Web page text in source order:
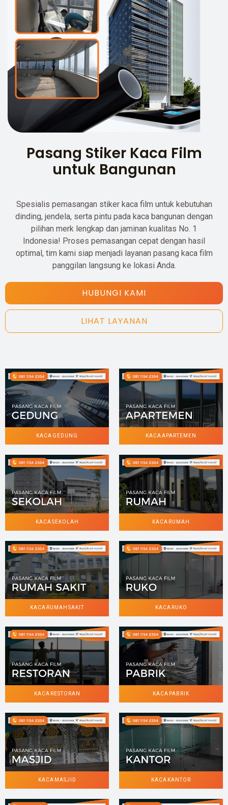
Pasang Stiker Kaca Film
untuk Bangunan
Spesialis pemasangan stiker kaca film untuk kebutuhan
dinding, jendela, serta pintu pada kaca bangunan dengan
pilihan merk lengkap dan jaminan kualitas No. 1
Indonesia! Proses pemasangan cepat dengan hasil
optimal, tim kami siap menjadi layanan pasang kaca film
panggilan langsung ke lokasi Anda.
HUBUNGI KAMI
LIHAT LAYANAN
KACA GEDUNG KACA APARTEMEN
KACA SEKOLAH KACA RUMAH
KACA RUMAH SAKIT KACA RUKO
KACA RESTORAN KACA PABRIK
KACA MASJID KACA KANTOR